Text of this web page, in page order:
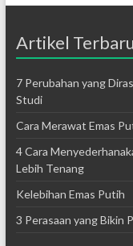
Artikel Terbaru
7 Perubahan yang
Studi
Cara Merawat Emas
4 Cara
Lebih Tenang
Kelebihan Emas Putih
3 Perasaan yang Bikin